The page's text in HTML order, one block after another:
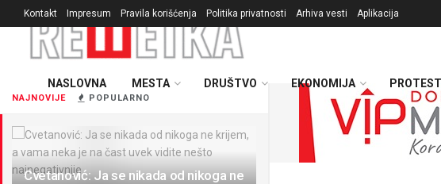
NAJNOVIJE POPULARNO
Cvetanović: Ja se nikada od nikoga ne
Kontakt Impresum Pravila korišćenja Politika privatnosti Arhiva vesti Aplikacija
NASLOVNA MESTA DRUŠTVO EKONOMIJA PROTESTI